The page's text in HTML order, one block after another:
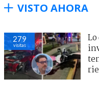
VISTO AHORA
279
visitas